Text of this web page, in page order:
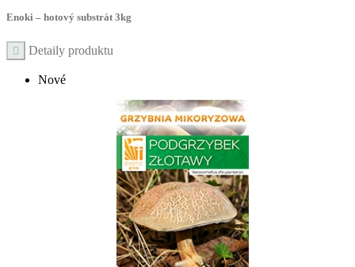
Enoki – hotový substrát 3kg
 Detaily produktu
Nové